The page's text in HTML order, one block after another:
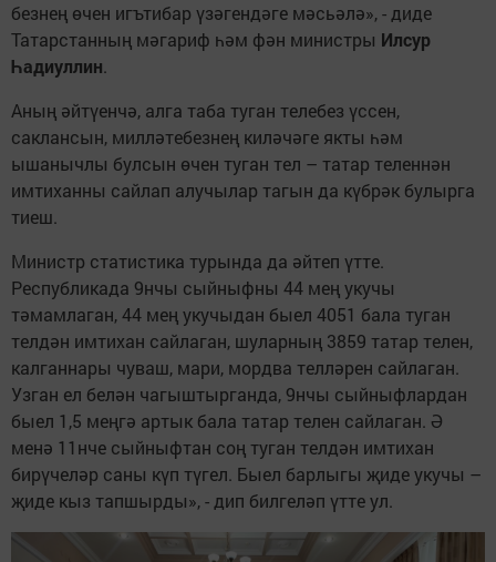
безнең өчен игътибар үзәгендәге мәсьәлә», - диде
Татарстанның мәгариф һәм фән министры Илсур
Һадиуллин.
Аның әйтүенчә, алга таба туган телебез үссен,
саклансын, милләтебезнең киләчәге якты һәм
ышанычлы булсын өчен туган тел – татар теленнән
имтиханны сайлап алучылар тагын да күбрәк булырга
тиеш.
Министр статистика турында да әйтеп үтте.
Республикада 9нчы сыйныфны 44 мең укучы
тәмамлаган, 44 мең укучыдан быел 4051 бала туган
телдән имтихан сайлаган, шуларның 3859 татар телен,
калганнары чуваш, мари, мордва телләрен сайлаган.
Узган ел белән чагыштырганда, 9нчы сыйныфлардан
быел 1,5 меңгә артык бала татар телен сайлаган. Ә
менә 11нче сыйныфтан соң туган телдән имтихан
бирүчеләр саны күп түгел. Быел барлыгы җиде укучы –
җиде кыз тапшырды», - дип билгеләп үтте ул.